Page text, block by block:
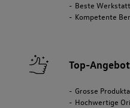
Beste
Kompetente
Top-
Grosse
Hochwertige